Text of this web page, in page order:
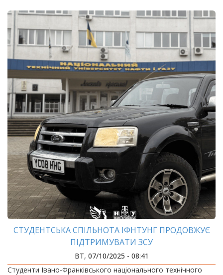
СТУДЕНТСЬКА СПІЛЬНОТА ІФНТУНГ ПРОДОВЖУЄ
ПІДТРИМУВАТИ ЗСУ
ВТ, 07/10/2025 - 08:41
Студенти Івано-Франківського національного технічного